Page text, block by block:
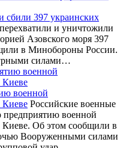
США ПРОИЗОШЛА СЕРИЯ
САМОУБИЙСТВ
БРИТАНИЯ ОТКРЫЛА
ОСОБЕННЫЙ ПОДАРОК
ЗЕЛЕНСКОМУ